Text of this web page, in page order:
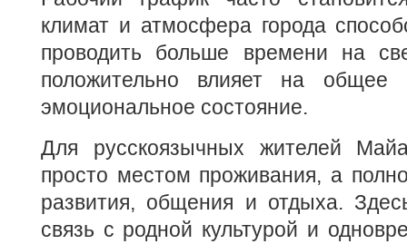
климат и атмосфера города
проводить больше времени на
положительно влияет на общее
эмоциональное состояние.
Для русскоязычных жителей
просто местом проживания, а
развития, общения и отдыха.
связь с родной культурой и